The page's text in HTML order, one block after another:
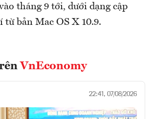
tháng 9 tới, dưới dạng cập
bản Mac OS X 10.9.
VnEconomy
22:41, 07/08/2026